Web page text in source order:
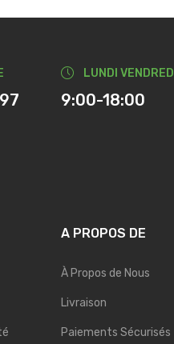
LUNDI VENDREDI
9:00-18:00
A PROPOS DE
À Propos de Nous
Livraison
Paiements Sécurisés